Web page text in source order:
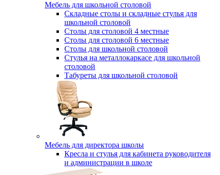
Мебель для школьной столовой
Складные столы и складные стулья для
школьной столовой
Столы для столовой 4 местные
Столы для столовой 6 местные
Столы для школьной столовой
Стулья на металлокаркасе для школьной
столовой
Табуреты для школьной столовой
Мебель для директора школы
Кресла и стулья для кабинета руководителя
и администрации в школе